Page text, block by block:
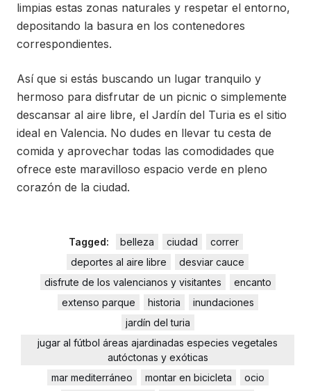
limpias estas zonas naturales y respetar el entorno,
depositando la basura en los contenedores
correspondientes.
Así que si estás buscando un lugar tranquilo y
hermoso para disfrutar de un picnic o simplemente
descansar al aire libre, el Jardín del Turia es el sitio
ideal en Valencia. No dudes en llevar tu cesta de
comida y aprovechar todas las comodidades que
ofrece este maravilloso espacio verde en pleno
corazón de la ciudad.
Tagged: belleza ciudad
correr
deportes al aire libre
desviar cauce
disfrute de los valencianos y visitantes
encanto
extenso parque
historia
inundaciones
jardín del turia
jugar al fútbol áreas ajardinadas especies vegetales
autóctonas y exóticas
mar mediterráneo
montar en bicicleta
ocio